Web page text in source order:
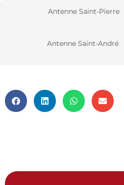
Antenne Saint-Pierre
Antenne Saint-André